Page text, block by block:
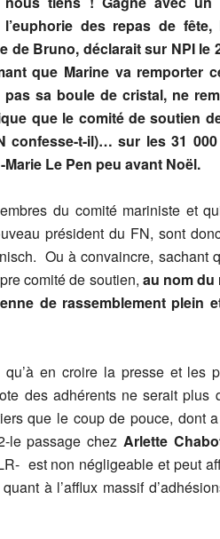
l’euphorie des repas de fête,
Bruno, déclarait sur NPI le
que Marine va remporter
sa boule de cristal, ne
que le comité de soutien
confesse-t-il)… sur les 31
Le Pen peu avant Noël.
du comité mariniste et
président du FN, sont
Ou à convaincre, sachant
comité de soutien, au nom du
de rassemblement plein
en croire la presse et les
des adhérents ne serait plus
que le coup de pouce, dont
le passage chez Arlette
est non négligeable et peut
à l’afflux massif